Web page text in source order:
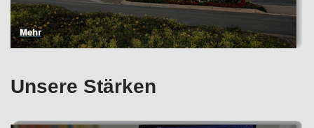
Unsere Stärken